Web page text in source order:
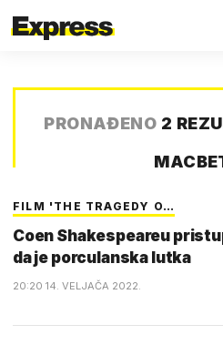
PRONAĐENO 2
FILM 'THE TRAGEDY O…
Coen Shakespeareu
da je porculanska lutka
20:20 14. VELJAČA 2022.